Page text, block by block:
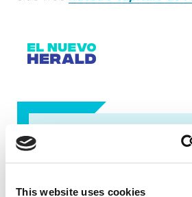
This website uses cookies